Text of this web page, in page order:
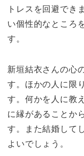
トレスを回避でき
い個性的なところ
す。
新垣結衣さんの心
す。ほかの人に限
す。何かを人に教
に縁があることか
す。また結婚して
よいでしょう。